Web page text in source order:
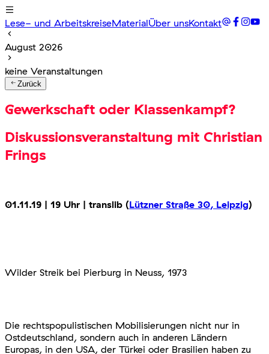
Lese- und ArbeitskreiseMaterialÜber unsKontakt
August 2026
keine Veranstaltungen
Zurück
Gewerkschaft oder Klassenkampf?
Diskussionsveranstaltung mit Christian
Frings
01.11.19 | 19 Uhr | translib (Lützner Straße 30, Leipzig)
Wilder Streik bei Pierburg in Neuss, 1973
Die rechtspopulistischen Mobilisierungen nicht nur in
Ostdeutschland, sondern auch in anderen Ländern
Europas, in den USA, der Türkei oder Brasilien haben zu